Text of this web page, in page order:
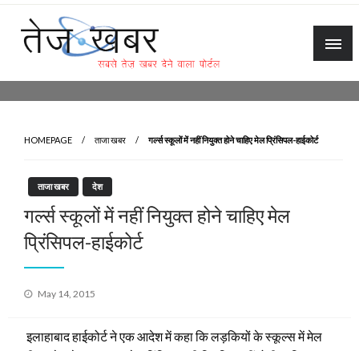
Skip
content
HOMEPAGE ताजा खबर गर्ल्स स्कूलों में नहीं नियुक्‍त होने चाहिए मेल प्रिंसिपल-हाईकोर्ट
ताजा खबर देश
गर्ल्स स्कूलों में नहीं नियुक्‍त होने चाहिए मेल
प्रिंसिपल-हाईकोर्ट
Posted
May 14, 2015
इलाहाबाद हाईकोर्ट ने एक आदेश में कहा कि लड़कियों के स्‍कूल्स में मेल